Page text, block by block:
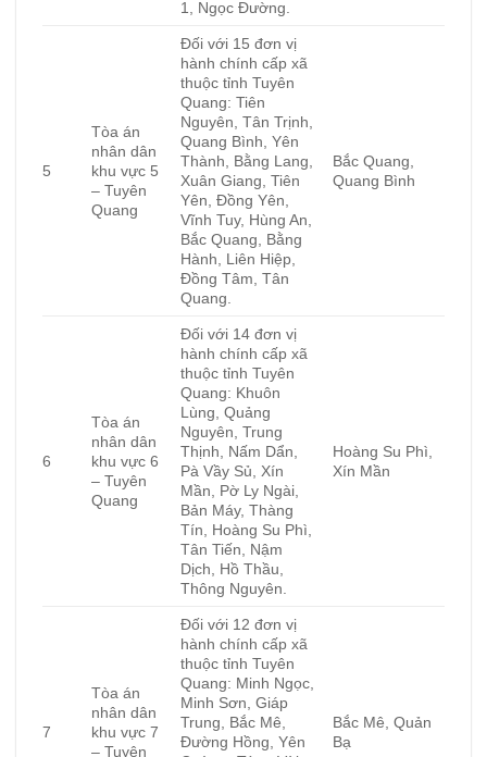
1, Ngọc Đường.
5
Tòa án
nhân dân
khu vực 5
– Tuyên
Quang
Đối với 15 đơn vị
hành chính cấp xã
thuộc tỉnh Tuyên
Quang: Tiên
Nguyên, Tân Trịnh,
Quang Bình, Yên
Thành, Bằng Lang,
Xuân Giang, Tiên
Yên, Đồng Yên,
Vĩnh Tuy, Hùng An,
Bắc Quang, Bằng
Hành, Liên Hiệp,
Đồng Tâm, Tân
Quang.
Bắc Quang,
Quang Bình
6
Tòa án
nhân dân
khu vực 6
– Tuyên
Quang
Đối với 14 đơn vị
hành chính cấp xã
thuộc tỉnh Tuyên
Quang: Khuôn
Lùng, Quảng
Nguyên, Trung
Thịnh, Nấm Dẩn,
Pà Vầy Sủ, Xín
Mần, Pờ Ly Ngài,
Bản Máy, Thàng
Tín, Hoàng Su Phì,
Tân Tiến, Nậm
Dịch, Hồ Thầu,
Thông Nguyên.
Hoàng Su Phì,
Xín Mần
7
Tòa án
nhân dân
khu vực 7
– Tuyên
Đối với 12 đơn vị
hành chính cấp xã
thuộc tỉnh Tuyên
Quang: Minh Ngọc,
Minh Sơn, Giáp
Trung, Bắc Mê,
Đường Hồng, Yên
Bắc Mê, Quản
Bạ